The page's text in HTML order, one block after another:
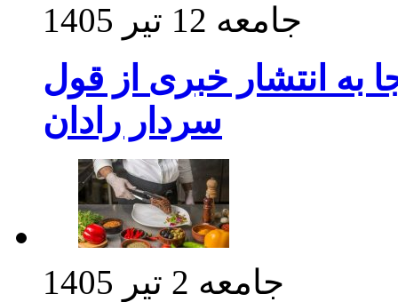
جامعه 12 تیر 1405
به انتشار خبری از قول
سردار رادان
جامعه 2 تیر 1405